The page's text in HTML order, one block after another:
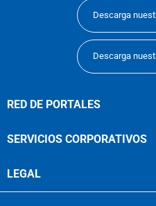
Descarga
Descarga
RED DE PORTALES
SERVICIOS CORPORATIVOS
LEGAL